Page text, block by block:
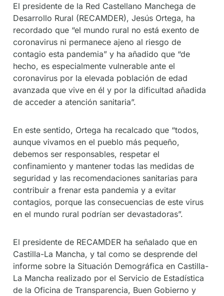
El presidente de la Red Castellano Manchega de
Desarrollo Rural (RECAMDER), Jesús Ortega, ha
recordado que “el mundo rural no está exento de
coronavirus ni permanece ajeno al riesgo de
contagio esta pandemia” y ha añadido que “de
hecho, es especialmente vulnerable ante el
coronavirus por la elevada población de edad
avanzada que vive en él y por la dificultad añadida
de acceder a atención sanitaria”.
En este sentido, Ortega ha recalcado que “todos,
aunque vivamos en el pueblo más pequeño,
debemos ser responsables, respetar el
confinamiento y mantener todas las medidas de
seguridad y las recomendaciones sanitarias para
contribuir a frenar esta pandemia y a evitar
contagios, porque las consecuencias de este virus
en el mundo rural podrían ser devastadoras”.
El presidente de RECAMDER ha señalado que en
Castilla-La Mancha, y tal como se desprende del
informe sobre la Situación Demográfica en Castilla-
La Mancha realizado por el Servicio de Estadística
de la Oficina de Transparencia, Buen Gobierno y